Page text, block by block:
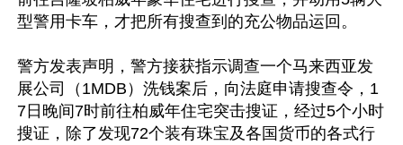
型警用卡车，才把所有搜查到的充公物品运回。
警方发表声明，警方接获指示调查一个马来西亚发
展公司（1MDB）洗钱案后，向法庭申请搜查令，1
7日晚间7时前往柏威年住宅突击搜证，经过5个小时
搜证，除了发现72个装有珠宝及各国货币的各式行